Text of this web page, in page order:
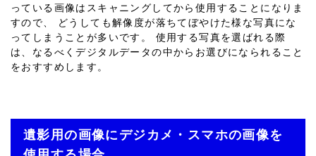
っている画像はスキャニングしてから使用することになりま
すので、 どうしても解像度が落ちてぼやけた様な写真にな
ってしまうことが多いです。 使用する写真を選ばれる際
は、なるべくデジタルデータの中からお選びになられること
をおすすめします。
遺影用の画像にデジカメ・スマホの画像を